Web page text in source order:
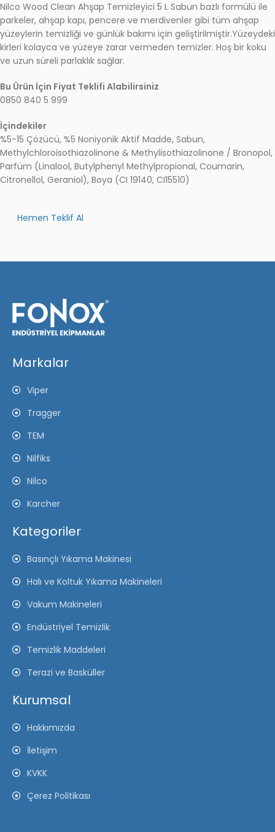
Nilco Wood Clean Ahşap Temizleyici 5 L Sabun bazlı formülü ile
parkeler, ahşap kapı, pencere ve merdivenler gibi tüm ahşap
yüzeylerin temizliği ve günlük bakımı için geliştirilmiştir.Yüzeydeki
kirleri kolayca ve yüzeye zarar vermeden temizler. Hoş bir koku
ve uzun süreli parlaklık sağlar.
Bu Ürün İçin Fiyat Teklifi Alabilirsiniz
0850 840 5 999
İçindekiler
%5-15 Çözücü, %5 Noniyonik Aktif Madde, Sabun,
Methylchloroisothiazolinone & Methylisothiazolinone / Bronopol,
Parfüm (Linalool, Butylphenyl Methylpropional, Coumarin,
Citronellol, Geraniol), Boya (CI 19140, CI15510)
Hemen Teklif Al
Markalar
Viper
Tragger
TEM
Nilfiks
Nilco
Karcher
Kategoriler
Basınçlı Yıkama Makinesi
Halı ve Koltuk Yıkama Makineleri
Vakum Makineleri
Endüstriyel Temizlik
Temizlik Maddeleri
Terazi ve Basküller
Kurumsal
Hakkımızda
İletişim
KVKK
Çerez Politikası